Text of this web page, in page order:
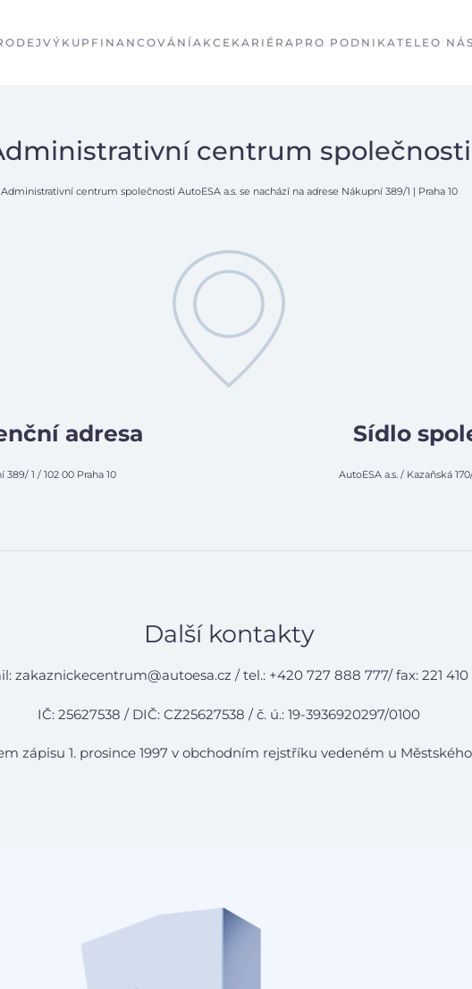
VÝKUP FINANCOVÁNÍAKCE KARIÉRA PRO PODNIKATELE O NÁS
centrum společnosti
Administrativní centrum společnosti AutoESA a.s. se nachází na adrese Nákupní 389/1 | Praha 10
adresa
1 / 102 00 Praha 10
Sídlo
AutoESA a.s. / Kazaňská
Další kontakty
zakaznickecentrum@autoesa.cz / tel.: +420 727 888 777/ fax: 221 410
IČ: 25627538 / DIČ: CZ25627538 / č. ú.: 19-3936920297/0100
zápisu 1. prosince 1997 v obchodním rejstříku vedeném u